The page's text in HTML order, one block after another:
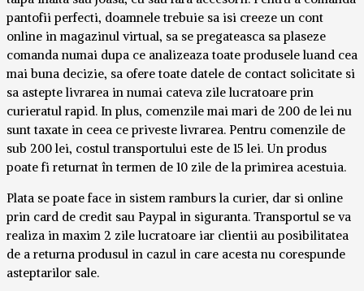
pantofii perfecti, doamnele trebuie sa isi creeze un cont
online in magazinul virtual, sa se pregateasca sa plaseze
comanda numai dupa ce analizeaza toate produsele luand cea
mai buna decizie, sa ofere toate datele de contact solicitate si
sa astepte livrarea in numai cateva zile lucratoare prin
curieratul rapid. In plus, comenzile mai mari de 200 de lei nu
sunt taxate in ceea ce priveste livrarea. Pentru comenzile de
sub 200 lei, costul transportului este de 15 lei. Un produs
poate fi returnat în termen de 10 zile de la primirea acestuia.
Plata se poate face in sistem ramburs la curier, dar si online
prin card de credit sau Paypal in siguranta. Transportul se va
realiza in maxim 2 zile lucratoare iar clientii au posibilitatea
de a returna produsul in cazul in care acesta nu corespunde
asteptarilor sale.